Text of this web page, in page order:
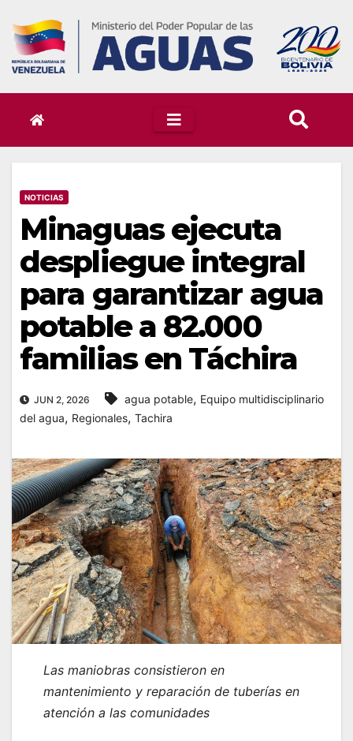
content
NOTICIAS
Minaguas ejecuta
despliegue integral
para garantizar agua
potable a 82.000
familias en Táchira
JUN 2, 2026 agua potable, Equipo multidisciplinario
del agua, Regionales, Tachira
Las maniobras consistieron en
mantenimiento y reparación de tuberías en
atención a las comunidades